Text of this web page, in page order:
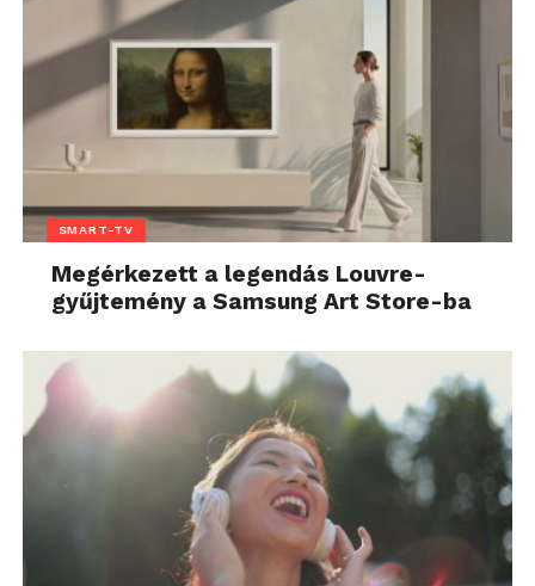
SMART-TV
Megérkezett a legendás Louvre-
gyűjtemény a Samsung Art Store-ba